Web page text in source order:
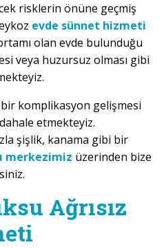
risklerin önüne geçmiş
evde sünnet hizmeti
olan evde bulunduğu
veya huzursuz olması gibi
komplikasyon gelişmesi
etmekteyiz.
şişlik, kanama gibi bir
merkezimiz üzerinden bize
Ağrısız